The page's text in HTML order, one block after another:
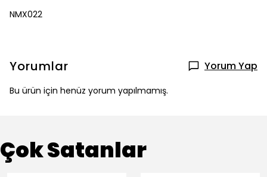
NMX022
Yorumlar Yorum Yap
Bu ürün için henüz yorum yapılmamış.
Çok Satanlar